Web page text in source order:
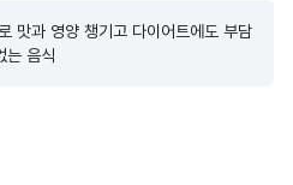
맛과 영양 챙기고 다이어트에도 부담
는 음식